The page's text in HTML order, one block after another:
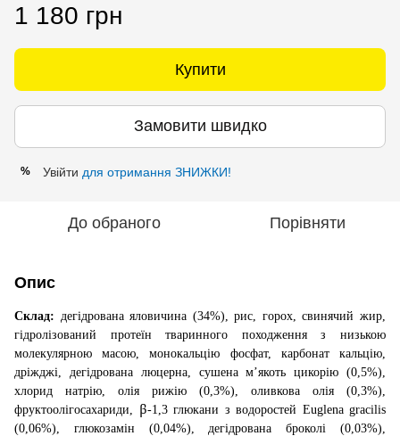
1 180 грн
Купити
Замовити швидко
% Увійти для отримання ЗНИЖКИ!
До обраного Порівняти
Опис
Склад: дегідрована яловичина (34%), рис, горох, свинячий жир,
гідролізований протеїн тваринного походження з низькою
молекулярною масою, монокальцію фосфат, карбонат кальцію,
дріжджі, дегідрована люцерна, сушена м’якоть цикорію (0,5%),
хлорид натрію, олія рижію (0,3%), оливкова олія (0,3%),
фруктоолігосахариди, β-1,3 глюкани з водоростей Euglena gracilis
(0,06%), глюкозамін (0,04%), дегідрована броколі (0,03%),